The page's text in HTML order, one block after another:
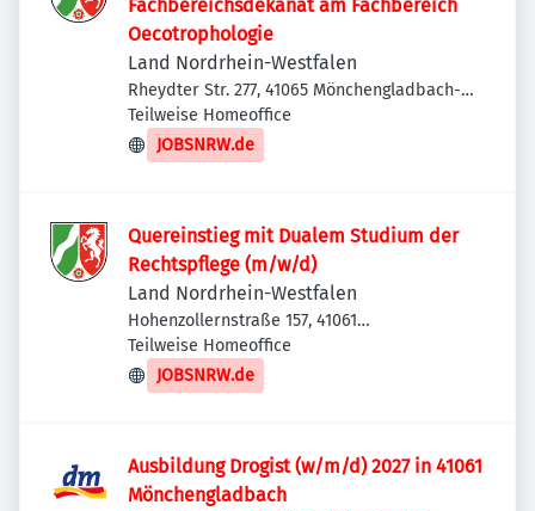
Fachbereichsdekanat am Fachbereich
Oecotrophologie
Land Nordrhein-Westfalen
Rheydter Str. 277, 41065 Mönchengladbach-
Nord, Deutschland
Teilweise Homeoffice
JOBSNRW.de
Quereinstieg mit Dualem Studium der
Rechtspflege (m/w/d)
Land Nordrhein-Westfalen
Hohenzollernstraße 157, 41061
Mönchengladbach, Deutschland
Teilweise Homeoffice
JOBSNRW.de
Ausbildung Drogist (w/m/d) 2027 in 41061
Mönchengladbach